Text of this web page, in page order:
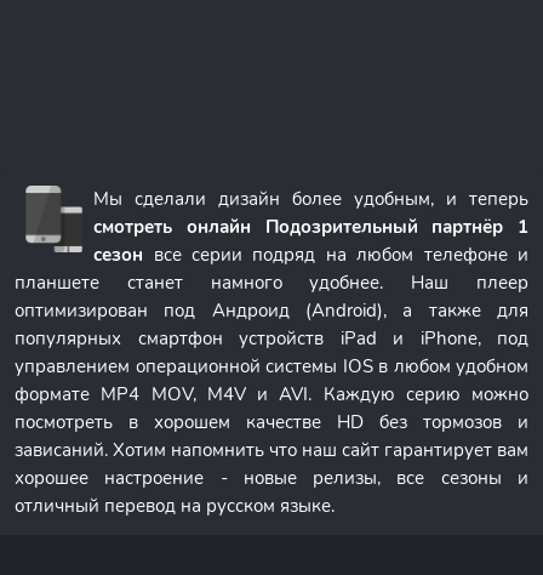
Мы сделали дизайн более удобным, и теперь
смотреть онлайн Подозрительный партнёр 1
сезон все серии подряд на любом телефоне и
планшете станет намного удобнее. Наш плеер
оптимизирован под Андроид (Android), а также для
популярных смартфон устройств iPad и iPhone, под
управлением операционной системы IOS в любом удобном
формате MP4 MOV, M4V и AVI. Каждую серию можно
посмотреть в хорошем качестве HD без тормозов и
зависаний. Хотим напомнить что наш сайт гарантирует вам
хорошее настроение - новые релизы, все сезоны и
отличный перевод на русском языке.